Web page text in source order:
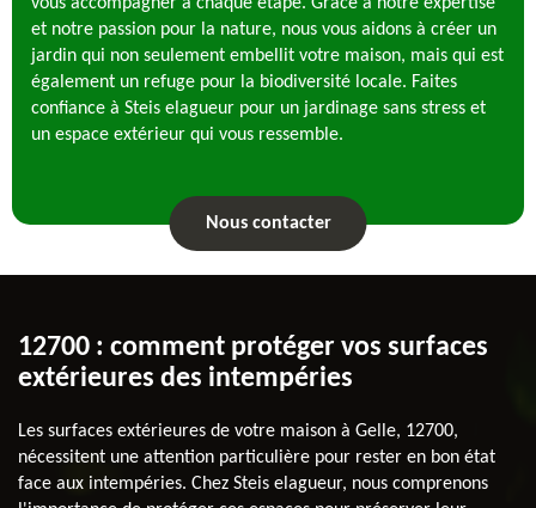
et notre passion pour la nature, nous vous aidons à créer un
jardin qui non seulement embellit votre maison, mais qui est
également un refuge pour la biodiversité locale. Faites
confiance à Steis elagueur pour un jardinage sans stress et
un espace extérieur qui vous ressemble.
Nous contacter
12700 : comment protéger vos surfaces
extérieures des intempéries
Les surfaces extérieures de votre maison à Gelle, 12700,
nécessitent une attention particulière pour rester en bon état
face aux intempéries. Chez Steis elagueur, nous comprenons